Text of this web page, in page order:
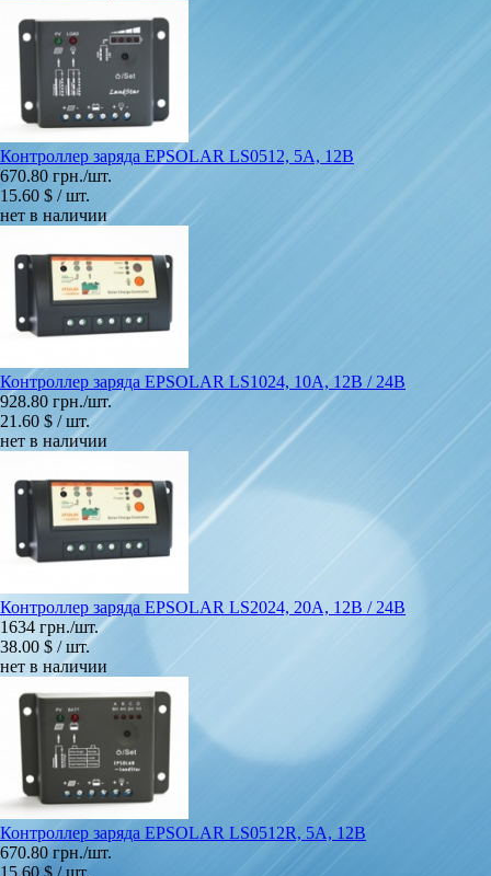
Контроллер заряда EPSOLAR LS0512, 5A, 12В
670.80 грн./шт.
15.60 $ / шт.
нет в наличии
Контроллер заряда EPSOLAR LS1024, 10A, 12В / 24В
928.80 грн./шт.
21.60 $ / шт.
нет в наличии
Контроллер заряда EPSOLAR LS2024, 20A, 12В / 24В
1634 грн./шт.
38.00 $ / шт.
нет в наличии
Контроллер заряда EPSOLAR LS0512R, 5A, 12В
670.80 грн./шт.
15.60 $ / шт.